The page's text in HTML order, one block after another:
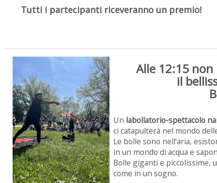
Tutti i partecipanti riceveranno un premio!
Alle 12:15 non
il
Un labollatorio-spettacolo
ci catapulterà nel mondo
Le bolle sono nell’aria,
in un mondo di acqua e
Bolle giganti e piccolissime,
come in un sogno.